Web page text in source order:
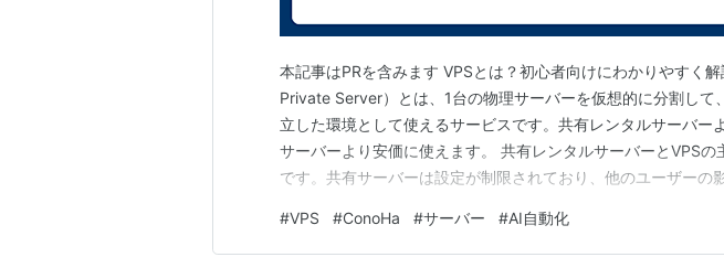
本記事はPRを含みます VPSとは？初心者向けにわかりやすく
Private Server）とは、1台の物理サーバーを仮想的に分割して
立した環境として使えるサービスです。共有レンタルサーバー
サーバーより安価に使えます。 共有レンタルサーバーとVPSの
です。共有サーバーは設定が制限されており、他のユーザーの
インストールを自由に行えます。 VPSが必要になる場面4選 ①
格運用 ア…
#VPS #ConoHa #サーバー #AI自動化